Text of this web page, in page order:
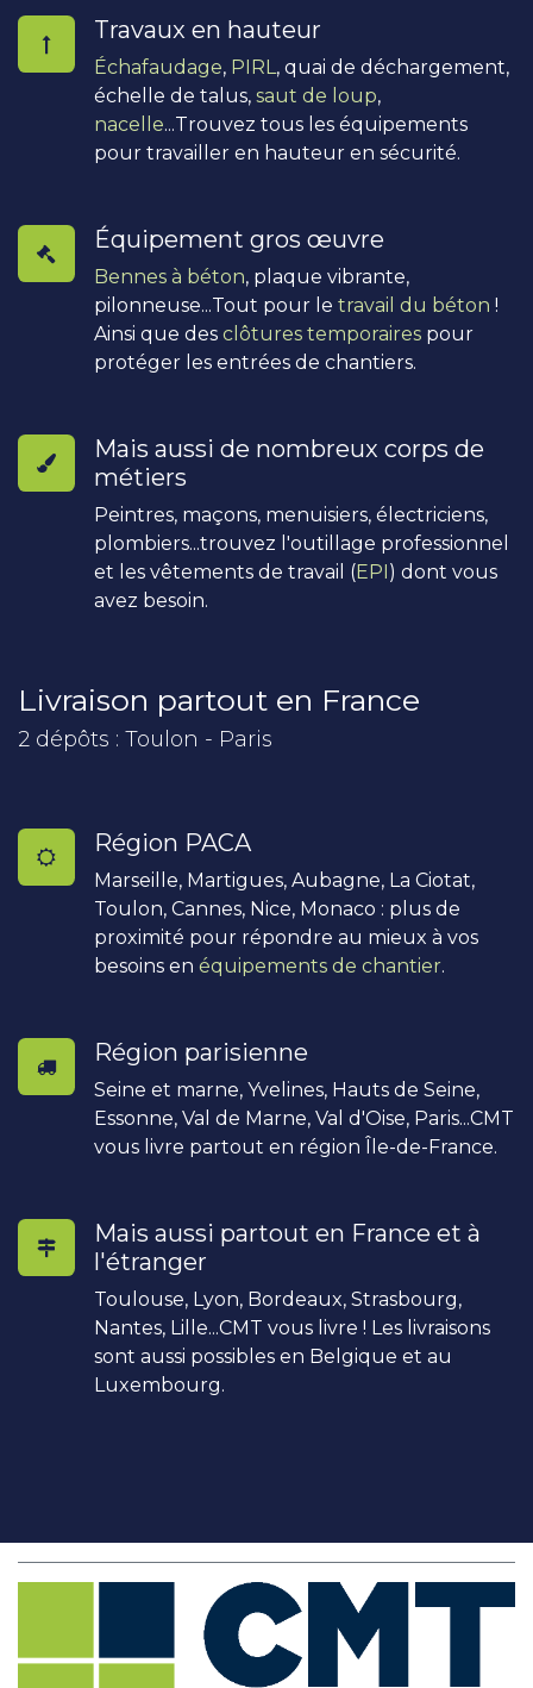
Travaux en hauteur
Échafaudage, PIRL, quai de déchargement,
échelle de talus, saut de loup,
nacelle...Trouvez tous les équipements
pour travailler en hauteur en sécurité.
Équipement gros œuvre
Bennes à béton, plaque vibrante,
pilonneuse...Tout pour le travail du béton !
Ainsi que des clôtures temporaires pour
protéger les entrées de chantiers.
Mais aussi de nombreux corps de
métiers
Peintres, maçons, menuisiers, électriciens,
plombiers...trouvez l'outillage professionnel
et les vêtements de travail (EPI) dont vous
avez besoin.
Livraison partout en France
2 dépôts : Toulon - Paris
Région PACA
Marseille, Martigues, Aubagne, La Ciotat,
Toulon, Cannes, Nice, Monaco : plus de
proximité pour répondre au mieux à vos
besoins en équipements de chantier.
Région parisienne
Seine et marne, Yvelines, Hauts de Seine,
Essonne, Val de Marne, Val d'Oise, Paris...CMT
vous livre partout en région Île-de-France.
Mais aussi partout en France et à
l'étranger
Toulouse, Lyon, Bordeaux, Strasbourg,
Nantes, Lille...CMT vous livre ! Les livraisons
sont aussi possibles en Belgique et au
Luxembourg.